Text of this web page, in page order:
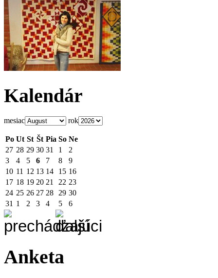
Kalendár
mesiac rok
Po Ut St Št Pia So Ne
27 28 29 30 31 1
2
3
4 5 6 7 8
9
10 11 12 13 14 15 16
17 18 19 20 21 22 23
24 25 26 27 28 29 30
31 1 2 3 4 5 6
Anketa